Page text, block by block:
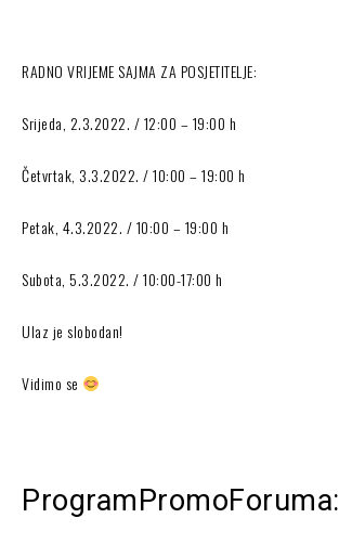
RADNO VRIJEME SAJMA ZA POSJETITELJE:
Srijeda, 2.3.2022. / 12:00 – 19:00 h
Četvrtak, 3.3.2022. / 10:00 – 19:00 h
Petak, 4.3.2022. / 10:00 – 19:00 h
Subota, 5.3.2022. / 10:00-17:00 h
Ulaz je slobodan!
Vidimo se
ProgramPromoForuma: